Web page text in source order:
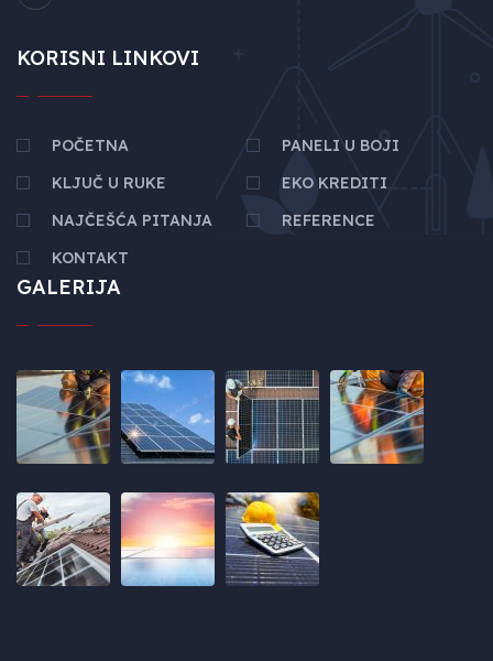
KORISNI LINKOVI
POČETNA
PANELI U BOJI
KLJUČ U RUKE
EKO KREDITI
NAJČEŠĆA PITANJA
REFERENCE
KONTAKT
GALERIJA